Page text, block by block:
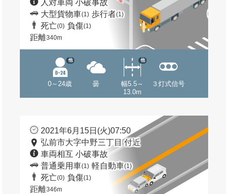
人対車両 小破事故
大型貨物車(1) 歩行者(1)
死亡(0) 負傷(1)
距離340m
0～24歳
他
曇
幅5.5～
13.0m
他
３灯式信号
2021年6月15日(火)07:50
弘前市大字中野三丁目 付近
車両相互 小破事故
普通乗用車(1) 軽自動車(1)
死亡(0) 負傷(1)
距離346m